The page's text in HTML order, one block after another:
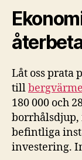
Låt oss prata
till
180 000 och
borrhålsdjup,
befintliga
investering.